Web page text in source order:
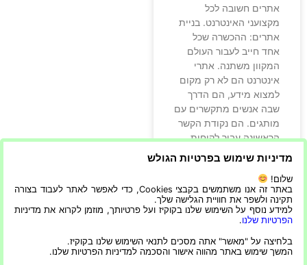
אתרים חשובה לכל
מקצועני האינטרנט. בניית
אתרים: ההכשרה שכל
אחד חייב לעבור העולם
המקוון משתנה. אתרי
אינטרנט הם לא רק מקום
למצוא מידע, הם הדרך
שבה אנשים מתקשרים עם
מותגים. הם נקודת הקשר
הראשונה עבור לקוחות
מרוצים. זה
קרא עוד »
24/07/2022
מדיניות שימוש בפרטיות הגולש
שלום!
באתר זה אנו משתמשים בקבצי Cookies, כדי לאפשר לאתר לעבוד בצורה
תקינה ולשפר את חוויית הגלישה שלך.
למידע נוסף על השימוש שלנו בקוקיז ועל פרטיותך, מוזמן לקרוא את מדיניות
הפרטיות שלנו.
בלחיצה על "מאשר" אתה מסכים לתנאי השימוש שלנו בקוקיז.
המשך שימוש באתר מהווה אישור והסכמה למדיניות הפרטיות שלנו.